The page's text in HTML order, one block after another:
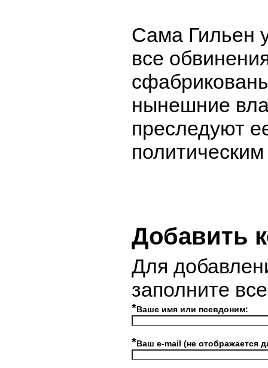
Сама Гильен
все
нынешние
преследуют
Добавить
Для
заполните
*Ваше имя или псевдоним:
*Ваш e-mail (не отображается